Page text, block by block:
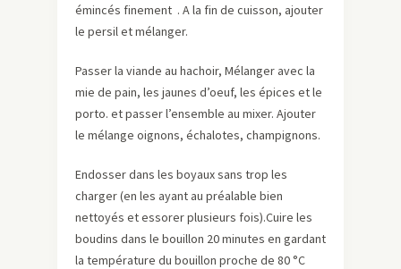
émincés finement . A la fin de cuisson, ajouter
le persil et mélanger.
Passer la viande au hachoir, Mélanger avec la
mie de pain, les jaunes d’oeuf, les épices et le
porto. et passer l’ensemble au mixer. Ajouter
le mélange oignons, échalotes, champignons.
Endosser dans les boyaux sans trop les
charger (en les ayant au préalable bien
nettoyés et essorer plusieurs fois).Cuire les
boudins dans le bouillon 20 minutes en gardant
la température du bouillon proche de 80 °C